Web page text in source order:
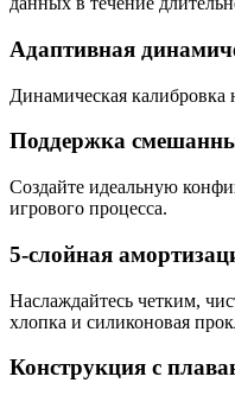
Адаптивная
Динамическая калибровка
Поддержка
Создайте идеальную
игрового процесса.
5-слойная
Наслаждайтесь четким,
хлопка и силиконовая
Конструкция с